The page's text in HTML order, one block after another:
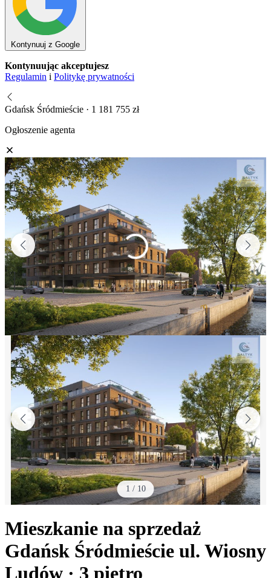
Kontynuuj z Google
Kontynuując akceptujesz
Regulamin i Politykę prywatności
Gdańsk Śródmieście · 1 181 755 zł
Ogłoszenie agenta
1 / 10
Mieszkanie na sprzedaż
Gdańsk Śródmieście ul. Wiosny
Ludów · 3 piętro